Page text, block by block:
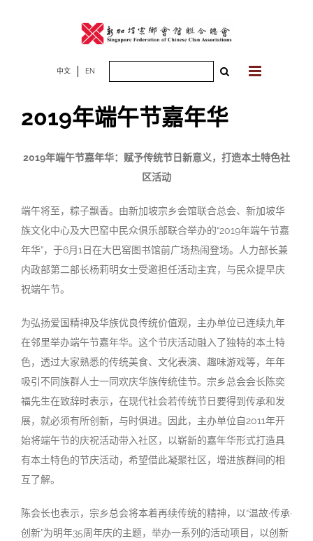
中文 EN
2019年端午节嘉年华
2019年端午节嘉年华：赋予传统节日新意义，打造本土特色社
区活动
端午将至，粽子飘香。由新加坡宗乡会馆联合总会、新加坡华
族文化中心及大巴窑中民众俱乐部联合举办的“2019年端午节嘉
年华”，于6月1日在大巴窑图书馆前广场热闹登场。人力部长兼
内政部第二部长杨莉明女士受邀担任活动主宾，与民众提早庆
祝端午节。
为弘扬爱国精神及华族优良传统价值观，主办单位已连续九年
在邻里举办端午节嘉年华。这个节庆活动融入了独特的本土特
色，透过大家熟悉的传统美食、文化表演、趣味游戏等，年年
吸引不同族群人士一同欢庆华族传统佳节。宗乡总会会长陈奕
福先生在致辞时表示，在现代社会若传统节日要得到传承和发
展，就必须有所创新，与时俱进。因此，主办单位自2011年开
始将端午节的庆祝活动带入社区，以崭新的嘉年华形式打造具
有本土特色的节庆活动，希望借此凝聚社区，增进族群间的相
互了解。
陈会长也表示，宗乡总会将本着再续传统的精神，以“温故·传承·
创新”为明年35周年庆的主题，举办一系列的活动项目，以创新